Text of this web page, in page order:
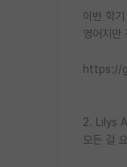
이번 학
영어지만
https://
2. Lilys AI
모든 걸